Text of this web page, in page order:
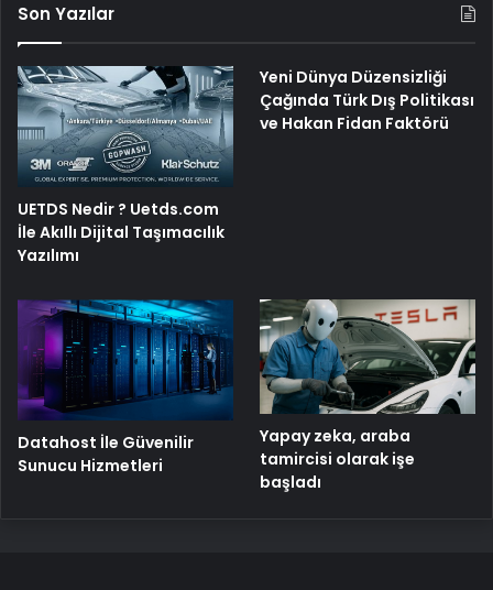
Son Yazılar
UETDS Nedir ? Uetds.com
İle Akıllı Dijital Taşımacılık
Yazılımı
Yeni Dünya Düzensizliği
Çağında Türk Dış Politikası
ve Hakan Fidan Faktörü
Datahost İle Güvenilir
Sunucu Hizmetleri
Yapay zeka, araba
tamircisi olarak işe
başladı